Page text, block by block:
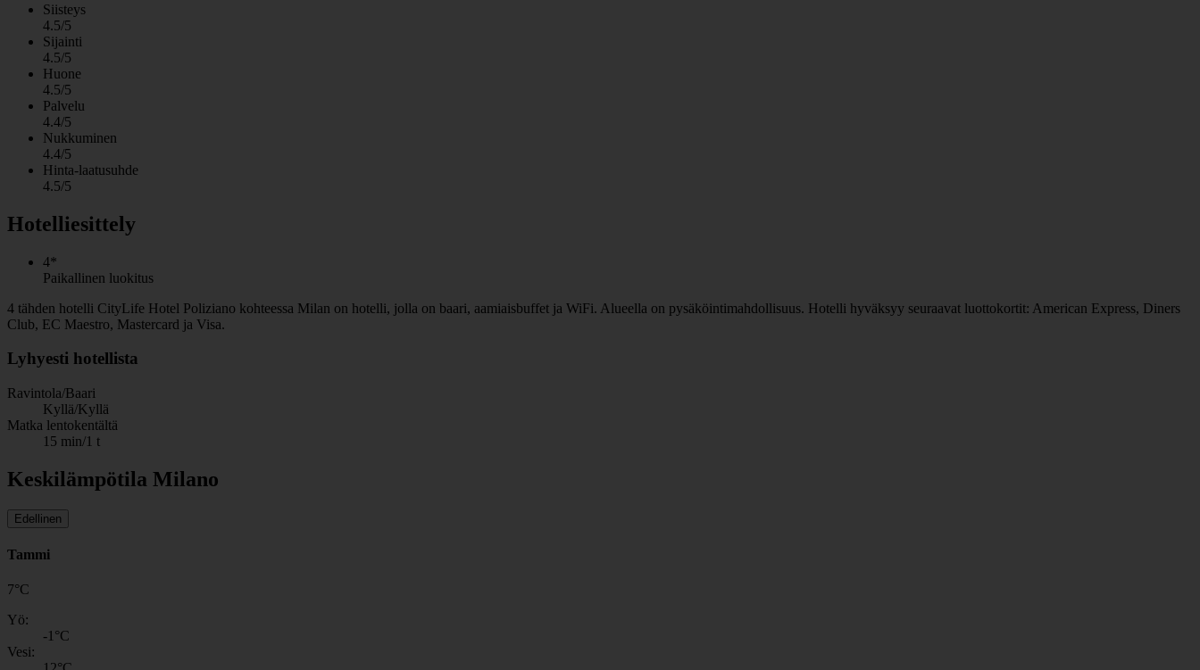
Siisteys
4.5/5
Sijainti
4.5/5
Huone
4.5/5
Palvelu
4.4/5
Nukkuminen
4.4/5
Hinta-laatusuhde
4.5/5
Hotelliesittely
4*
Paikallinen luokitus
4 tähden hotelli CityLife Hotel Poliziano kohteessa Milan on hotelli, jolla on baari, aamiaisbuffet ja WiFi. Alueella on pysäköintimahdollisuus. Hotelli hyväksyy seuraavat luottokortit: American Express, Diners
Club, EC Maestro, Mastercard ja Visa.
Lyhyesti hotellista
Ravintola/Baari
Kyllä/Kyllä
Matka lentokentältä
15 min/1 t
Keskilämpötila Milano
Edellinen
Tammi
7°C
Yö:
-1 °C
Vesi: